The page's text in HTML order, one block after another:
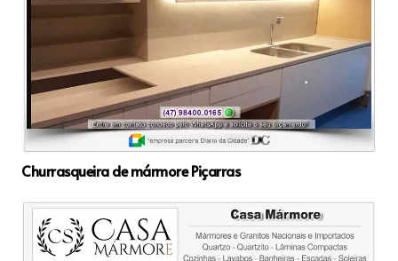
Churrasqueira de mármore Piçarras